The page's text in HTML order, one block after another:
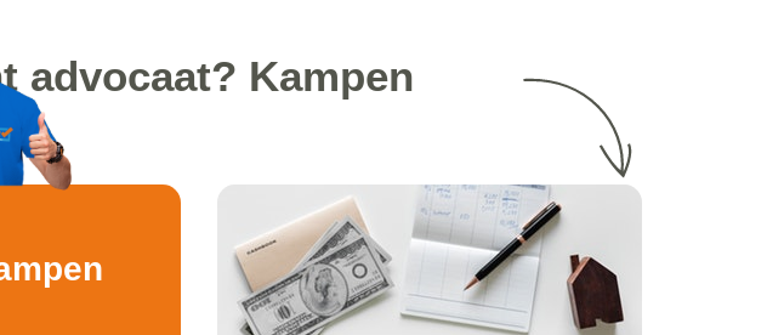
advocaat? Kampen